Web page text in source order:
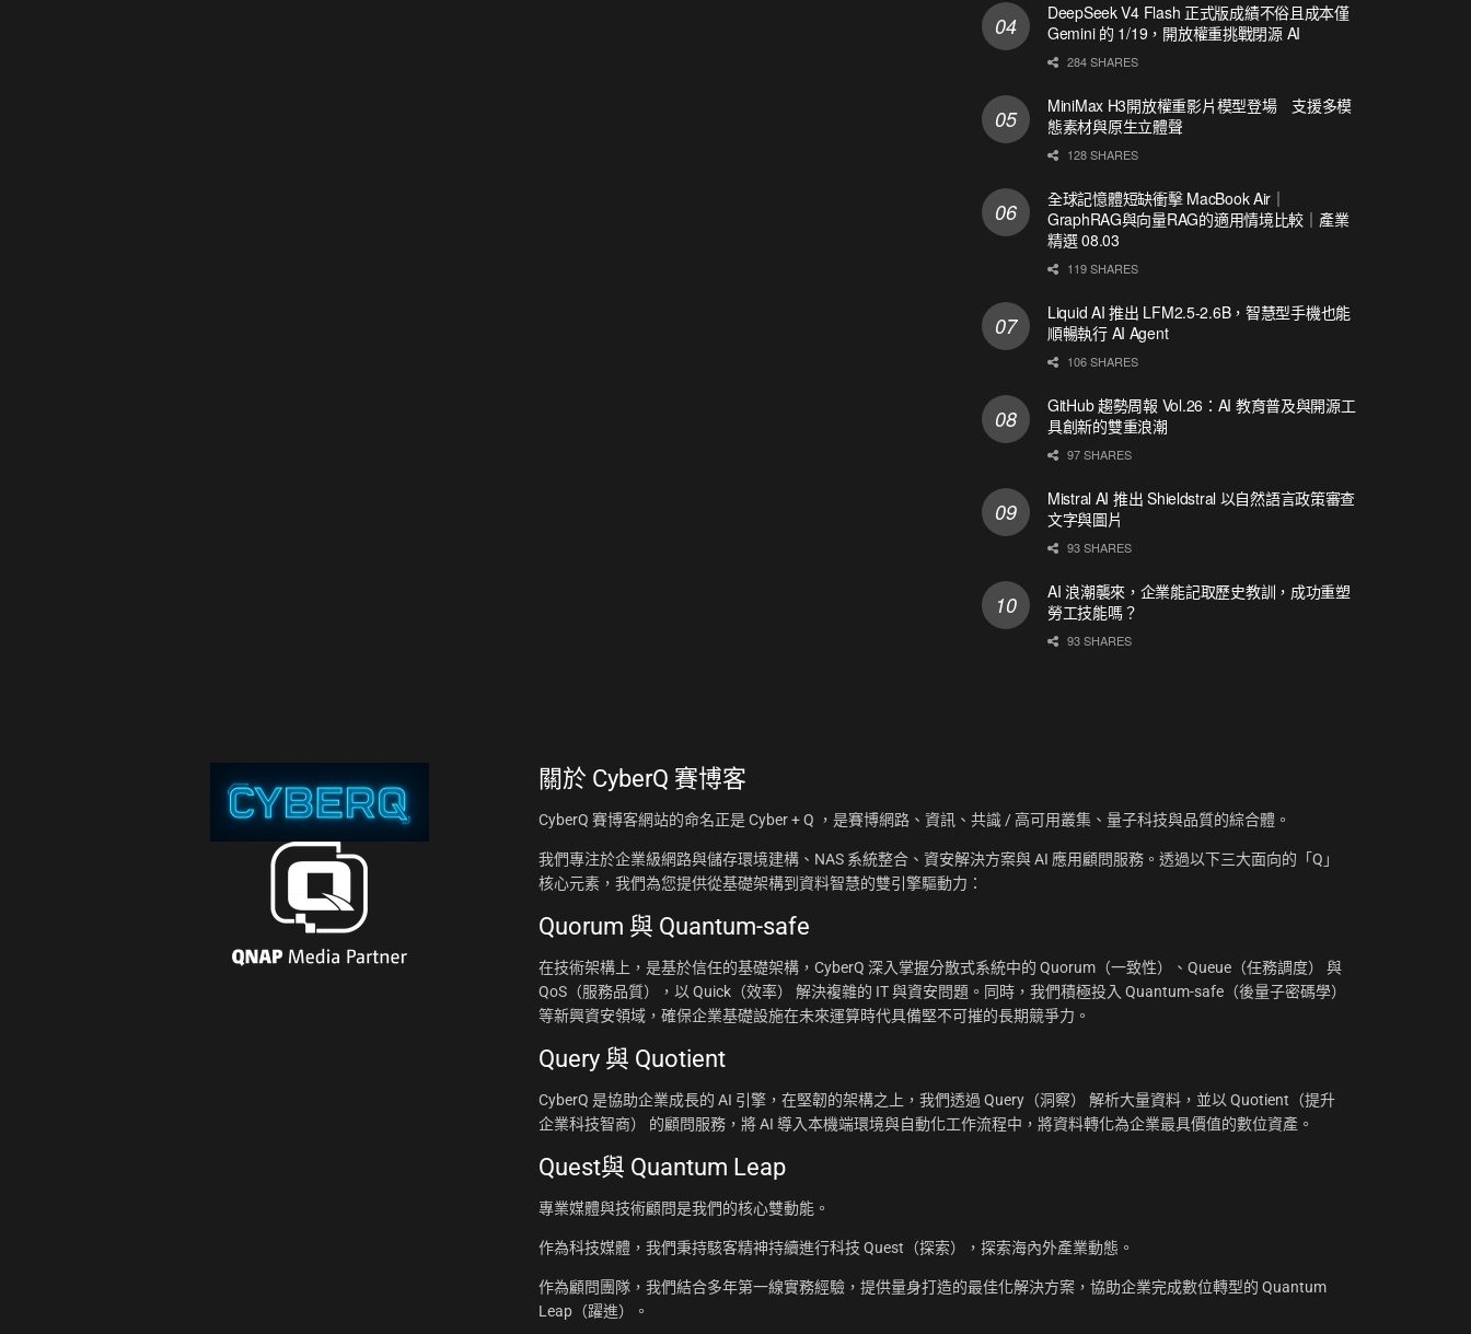
DeepSeek V4 Flash 正式版成績不俗且成本僅
Gemini 的 1/19，開放權重挑戰閉源 AI
284 SHARES
MiniMax H3開放權重影片模型登場 支援多模
態素材與原生立體聲
128 SHARES
全球記憶體短缺衝擊 MacBook Air｜
GraphRAG與向量RAG的適用情境比較｜產業
精選 08.03
119 SHARES
Liquid AI 推出 LFM2.5-2.6B，智慧型手機也能
順暢執行 AI Agent
106 SHARES
GitHub 趨勢周報 Vol.26：AI 教育普及與開源工
具創新的雙重浪潮
97 SHARES
Mistral AI 推出 Shieldstral 以自然語言政策審查
文字與圖片
93 SHARES
AI 浪潮襲來，企業能記取歷史教訓，成功重塑
勞工技能嗎？
93 SHARES
關於 CyberQ 賽博客
CyberQ 賽博客網站的命名正是 Cyber + Q ，是賽博網路、資訊、共識 / 高可用叢集、量子科技與品質的綜合體。
我們專注於企業級網路與儲存環境建構、NAS 系統整合、資安解決方案與 AI 應用顧問服務。透過以下三大面向的「Q」
核心元素，我們為您提供從基礎架構到資料智慧的雙引擎驅動力：
Quorum 與 Quantum-safe
在技術架構上，是基於信任的基礎架構，CyberQ 深入掌握分散式系統中的 Quorum（一致性）、Queue（任務調度） 與
QoS（服務品質），以 Quick（效率） 解決複雜的 IT 與資安問題。同時，我們積極投入 Quantum-safe（後量子密碼學）
等新興資安領域，確保企業基礎設施在未來運算時代具備堅不可摧的長期競爭力。
Query 與 Quotient
CyberQ 是協助企業成長的 AI 引擎，在堅韌的架構之上，我們透過 Query（洞察） 解析大量資料，並以 Quotient（提升
企業科技智商） 的顧問服務，將 AI 導入本機端環境與自動化工作流程中，將資料轉化為企業最具價值的數位資產。
Quest與 Quantum Leap
專業媒體與技術顧問是我們的核心雙動能。
作為科技媒體，我們秉持駭客精神持續進行科技 Quest（探索），探索海內外產業動態。
作為顧問團隊，我們結合多年第一線實務經驗，提供量身打造的最佳化解決方案，協助企業完成數位轉型的 Quantum
Leap（躍進）。